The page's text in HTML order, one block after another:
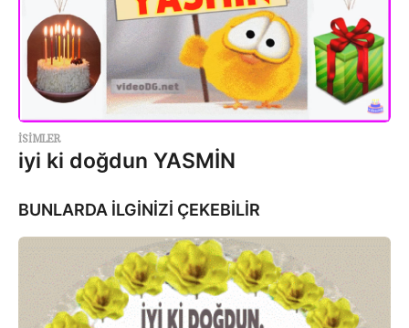
ISIMLER
iyi ki doğdun YASMİN
BUNLARDA İLGİNİZİ ÇEKEBİLİR